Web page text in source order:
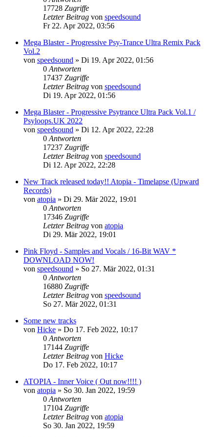
17728 Zugriffe
Letzter Beitrag von speedsound
Fr 22. Apr 2022, 03:56
Mega Blaster - Progressive Psy-Trance Ultra Remix Pack
Vol.2
von speedsound » Di 19. Apr 2022, 01:56
0 Antworten
17437 Zugriffe
Letzter Beitrag von speedsound
Di 19. Apr 2022, 01:56
Mega Blaster - Progressive Psytrance Ultra Pack Vol.1 /
Psyloops.UK 2022
von speedsound » Di 12. Apr 2022, 22:28
0 Antworten
17237 Zugriffe
Letzter Beitrag von speedsound
Di 12. Apr 2022, 22:28
New Track released today!! Atopia - Timelapse (Upward
Records)
von atopia » Di 29. Mär 2022, 19:01
0 Antworten
17346 Zugriffe
Letzter Beitrag von atopia
Di 29. Mär 2022, 19:01
Pink Floyd - Samples and Vocals / 16-Bit WAV *
DOWNLOAD NOW!
von speedsound » So 27. Mär 2022, 01:31
0 Antworten
16880 Zugriffe
Letzter Beitrag von speedsound
So 27. Mär 2022, 01:31
Some new tracks
von Hicke » Do 17. Feb 2022, 10:17
0 Antworten
17144 Zugriffe
Letzter Beitrag von Hicke
Do 17. Feb 2022, 10:17
ATOPIA - Inner Voice ( Out now!!!! )
von atopia » So 30. Jan 2022, 19:59
0 Antworten
17104 Zugriffe
Letzter Beitrag von atopia
So 30. Jan 2022, 19:59